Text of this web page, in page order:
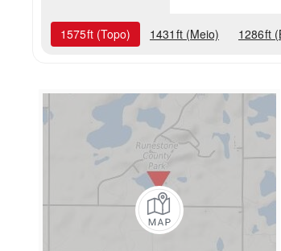
1575ft (Topo) 1431 ft (Meio) 1286ft